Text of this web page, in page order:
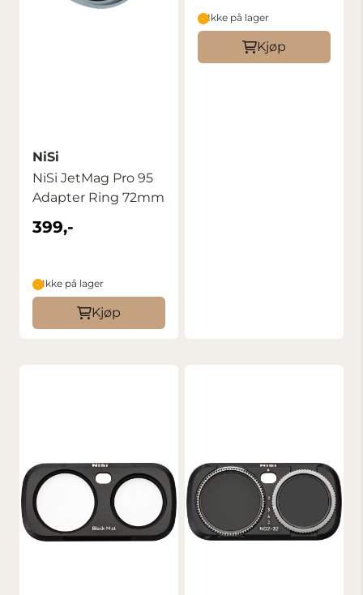
NiSi
NiSi JetMag Pro 95
Adapter Ring 72mm
399,-
Ikke på lager
Kjøp
Ikke på lager
Kjøp